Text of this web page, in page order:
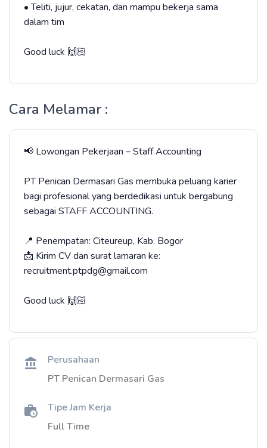
• Teliti, jujur, cekatan, dan mampu bekerja sama
dalam tim
Good luck 🙌🏻
Cara Melamar :
📢 Lowongan Pekerjaan – Staff Accounting
PT Penican Dermasari Gas membuka peluang karier
bagi profesional yang berdedikasi untuk bergabung
sebagai STAFF ACCOUNTING.
📍 Penempatan: Citeureup, Kab. Bogor
📩 Kirim CV dan surat lamaran ke:
recruitment.ptpdg@gmail.com
Good luck 🙌🏻
Perusahaan
PT Penican Dermasari Gas
Tipe Jam Kerja
Full Time